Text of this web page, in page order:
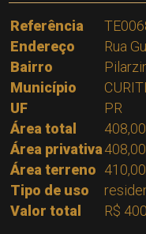
Referência
Endereço
Rua
Bairro
Município
UF
PR
Área total
Área privativa
Área terreno
Tipo de uso
Valor total
R$